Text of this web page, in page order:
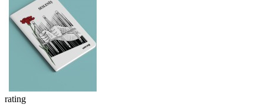
rating